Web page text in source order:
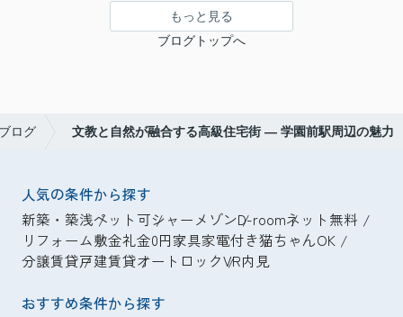
もっと見る
ブログトップへ
ログ 文教と自然が融合する高級住宅街 ― 学園前駅周辺の魅力
人気の条件から探す
新築・築浅ペット可シャーメゾンD-roomネット無料
リフォーム敷金礼金0円家具家電付き猫ちゃんOK
分譲賃貸戸建賃貸オートロックVR内見
おすすめ条件から探す